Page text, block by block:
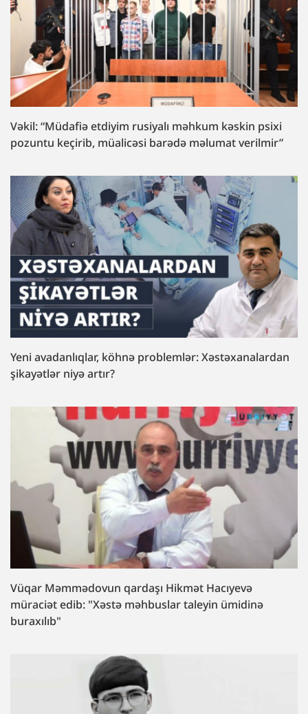
Vəkil: “Müdafiə etdiyim rusiyalı məhkum kəskin psixi
pozuntu keçirib, müalicəsi barədə məlumat verilmir”
Yeni avadanlıqlar, köhnə problemlər: Xəstəxanalardan
şikayətlər niyə artır?
Vüqar Məmmədovun qardaşı Hikmət Hacıyevə
müraciət edib: "Xəstə məhbuslar taleyin ümidinə
buraxılıb"